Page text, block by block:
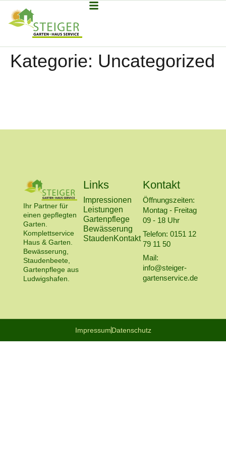
Kategorie: Uncategorized
Ihr Partner für
einen gepflegten
Garten.
Komplettservice
Haus & Garten.
Bewässerung,
Staudenbeete,
Gartenpflege aus
Ludwigshafen.
Links
Impressionen
Leistungen
Gartenpflege
Bewässerung
StaudenKontakt
Kontakt
Öffnungszeiten:
Montag - Freitag
09 - 18 Uhr
Telefon: 0151 12
79 11 50
Mail:
info@steiger-
gartenservice.de
ImpressumDatenschutz